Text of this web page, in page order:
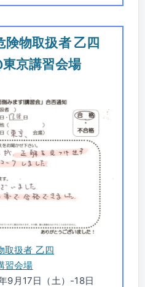
物取扱者 乙四
京講習会場
取扱者 乙四
習会場
9月17日（土）-18日